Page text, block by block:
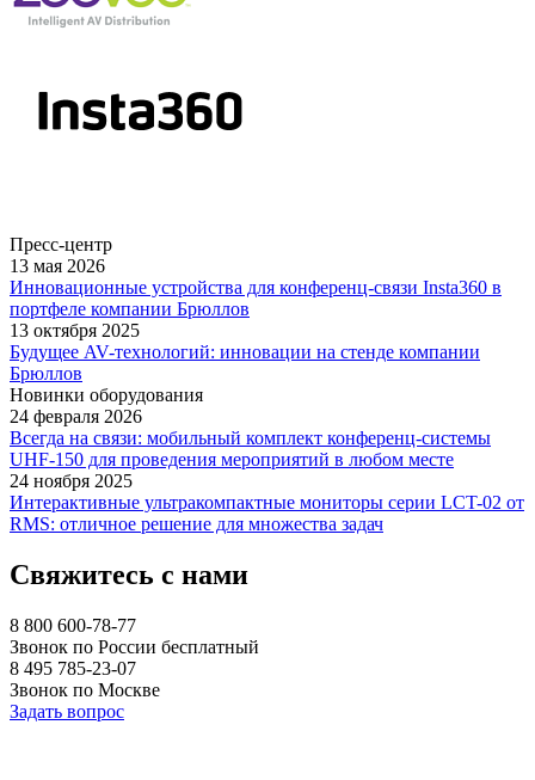
Пресс-центр
13 мая 2026
Инновационные устройства для конференц-связи Insta360 в
портфеле компании Брюллов
13 октября 2025
Будущее AV-технологий: инновации на стенде компании
Брюллов
Новинки оборудования
24 февраля 2026
Всегда на связи: мобильный комплект конференц-системы
UHF-150 для проведения мероприятий в любом месте
24 ноября 2025
Интерактивные ультракомпактные мониторы серии LCT-02 от
RMS: отличное решение для множества задач
Свяжитесь с нами
8 800 600-78-77
Звонок по России бесплатный
8 495 785-23-07
Звонок по Москве
Задать вопрос